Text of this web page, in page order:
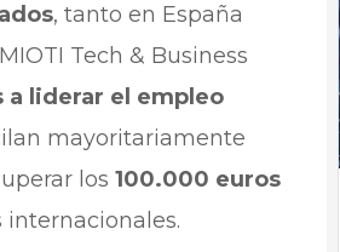
, tanto en España
Tech & Business
a liderar el empleo
mayoritariamente
los 100.000 euros